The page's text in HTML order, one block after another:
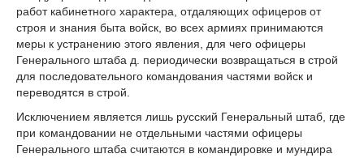
работ кабинетного характера, отдаляющих офицеров от
строя и знания быта войск, во всех армиях принимаются
меры к устранению этого явления, для чего офицеры
Генерального штаба д. периодически возвращаться в строй
для последовательного командования частями войск и
переводятся в строй.
Исключением является лишь русский Генеральный штаб, где
при командовании не отдельными частями офицеры
Генерального штаба считаются в командировке и мундира